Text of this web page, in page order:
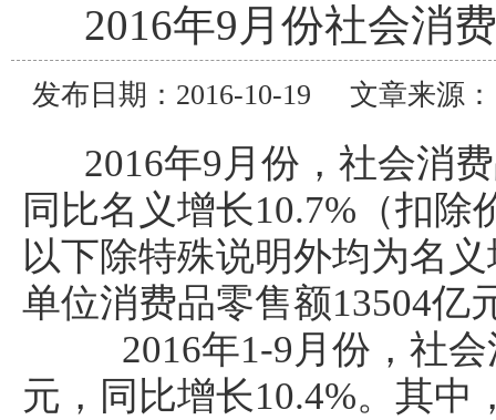
2016年9月份社会消
发布日期：2016-10-19 文章来源
2016年9月份，社会消
同比名义增长10.7%（扣除
以下除特殊说明外均为名
单位消费品零售额13504亿
2016年1-9月份，社会
元，同比增长10.4%。其中